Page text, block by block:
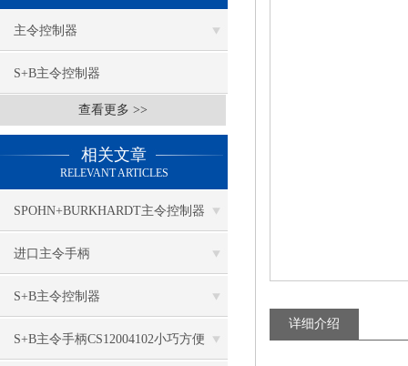
主令控制器
S+B主令控制器
查看更多 >>
相关文章
RELEVANT ARTICLES
SPOHN+BURKHARDT主令控制器
SMON6EZ420小巧耐用
进口主令手柄
CS1S11VRMP1G55.MP1.G55技术详情
S+B主令控制器
ST0.07R8P1+G55+B1NSW更新技术
S+B主令手柄CS12004102小巧方便
详细介绍